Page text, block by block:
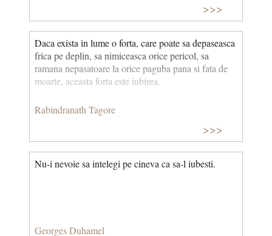
>>>
Daca exista in lume o forta, care poate sa depaseasca
frica pe deplin, sa nimiceasca orice pericol, sa
ramana nepasatoare la orice paguba pana si fata de
moarte, aceasta forta este iubirea.
Rabindranath Tagore
>>>
Nu-i nevoie sa intelegi pe cineva ca sa-l iubesti.
Georges Duhamel